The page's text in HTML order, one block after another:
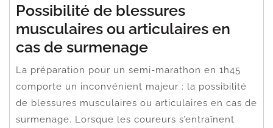
Possibilité de blessures
musculaires ou articulaires en
cas de surmenage
La préparation pour un semi-marathon en 1h45
comporte un inconvénient majeur : la possibilité
de blessures musculaires ou articulaires en cas de
surmenage. Lorsque les coureurs s’entraînent